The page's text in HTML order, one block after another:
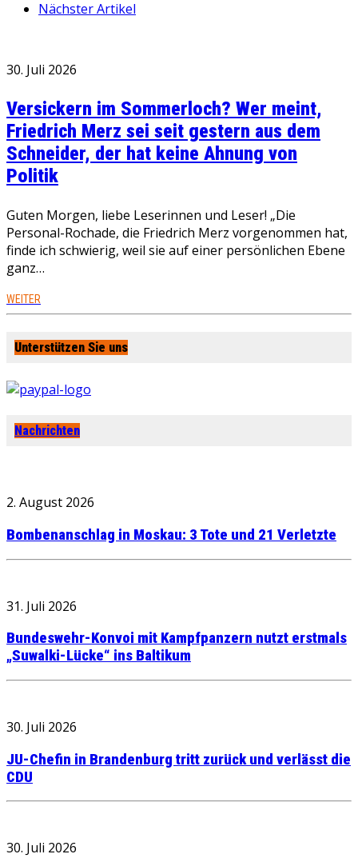
Nächster Artikel
30. Juli 2026
Versickern im Sommerloch? Wer meint,
Friedrich Merz sei seit gestern aus dem
Schneider, der hat keine Ahnung von
Politik
Guten Morgen, liebe Leserinnen und Leser! „Die
Personal-Rochade, die Friedrich Merz vorgenommen hat,
finde ich schwierig, weil sie auf einer persönlichen Ebene
ganz…
WEITER
Unterstützen Sie uns
Nachrichten
2. August 2026
Bombenanschlag in Moskau: 3 Tote und 21 Verletzte
31. Juli 2026
Bundeswehr-Konvoi mit Kampfpanzern nutzt erstmals
„Suwalki-Lücke“ ins Baltikum
30. Juli 2026
JU-Chefin in Brandenburg tritt zurück und verlässt die
CDU
30. Juli 2026